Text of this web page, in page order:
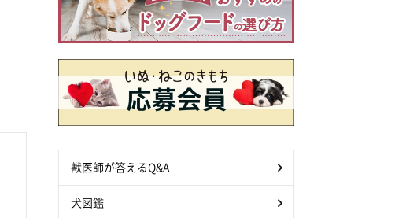
獣医師が答えるQ&A
犬図鑑